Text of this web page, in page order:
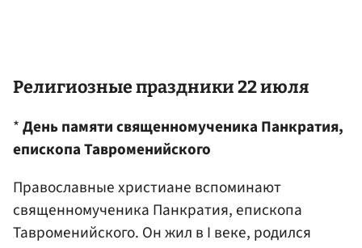
Религиозные праздники 22 июля
*День памяти священномученика Панкратия,
епископа Тавроменийского
Православные христиане вспоминают
священномученика Панкратия, епископа
Тавроменийского. Он жил в I веке, родился